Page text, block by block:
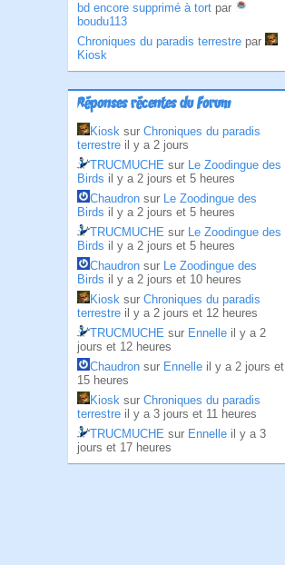
bd encore supprimé à tort par
boudu113
Chroniques du paradis terrestre par
Kiosk
Réponses récentes du Forum
Kiosk sur Chroniques du paradis
terrestre il y a 2 jours
TRUCMUCHE sur Le Zoodingue des
Birds il y a 2 jours et 5 heures
Chaudron sur Le Zoodingue des
Birds il y a 2 jours et 5 heures
TRUCMUCHE sur Le Zoodingue des
Birds il y a 2 jours et 5 heures
Chaudron sur Le Zoodingue des
Birds il y a 2 jours et 10 heures
Kiosk sur Chroniques du paradis
terrestre il y a 2 jours et 12 heures
TRUCMUCHE sur Ennelle il y a 2
jours et 12 heures
Chaudron sur Ennelle il y a 2 jours et
15 heures
Kiosk sur Chroniques du paradis
terrestre il y a 3 jours et 11 heures
TRUCMUCHE sur Ennelle il y a 3
jours et 17 heures